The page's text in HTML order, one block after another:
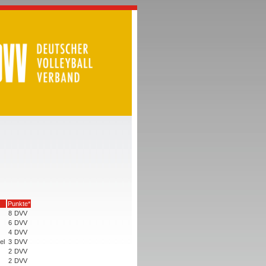
Punkte*
8 DVV
6 DVV
4 DVV
3 DVV
2 DVV
2 DVV